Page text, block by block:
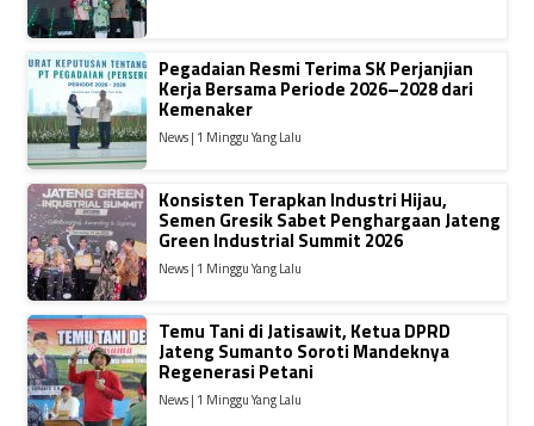
Pegadaian Resmi Terima SK Perjanjian
Kerja Bersama Periode 2026–2028 dari
Kemenaker
News | 1 Minggu Yang Lalu
Konsisten Terapkan Industri Hijau,
Semen Gresik Sabet Penghargaan Jateng
Green Industrial Summit 2026
News | 1 Minggu Yang Lalu
Temu Tani di Jatisawit, Ketua DPRD
Jateng Sumanto Soroti Mandeknya
Regenerasi Petani
News | 1 Minggu Yang Lalu